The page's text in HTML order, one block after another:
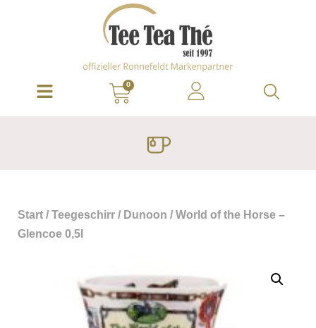
0
Start / Teegeschirr / Dunoon / World of the Horse –
Glencoe 0,5l